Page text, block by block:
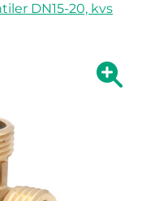
DN15-20, kvs
Visa